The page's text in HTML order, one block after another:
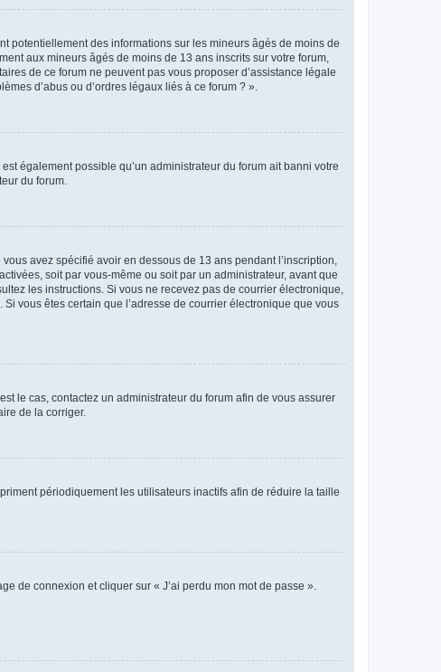
potentiellement des informations sur les mineurs âgés de moins de
aux mineurs âgés de moins de 13 ans inscrits sur votre forum,
de ce forum ne peuvent pas vous proposer d’assistance légale
d’abus ou d’ordres légaux liés à ce forum ? ».
également possible qu’un administrateur du forum ait banni votre
du forum.
avez spécifié avoir en dessous de 13 ans pendant l’inscription,
soit par vous-même ou soit par un administrateur, avant que
les instructions. Si vous ne recevez pas de courrier électronique,
vous êtes certain que l’adresse de courrier électronique que vous
le cas, contactez un administrateur du forum afin de vous assurer
de la corriger.
périodiquement les utilisateurs inactifs afin de réduire la taille
de connexion et cliquer sur « J’ai perdu mon mot de passe ».